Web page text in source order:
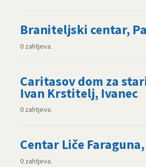
Braniteljski centar,
0 zahtjeva.
Caritasov dom za
Ivan Krstitelj, Ivanec
0 zahtjeva.
Centar Liče
0 zahtjeva.